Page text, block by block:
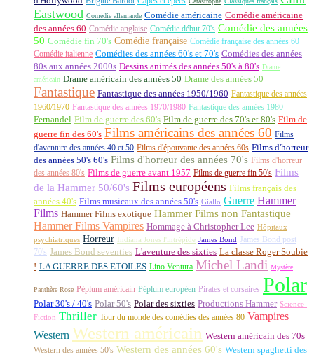
Eastwood Comédie allemande Comédie américaine Comédie américaine
des années 60 Comédie anglaise Comédie début 70's Comédie des années
50 Comédie fin 70's Comédie française Comédie française des années 60
Comédie italienne Comédies des années 60's et 70's Comédies des années
80s aux années 2000s Dessins animés des années 50's à 80's Drame
américain Drame américain des années 50 Drame des années 50
Fantastique Fantastique des années 1950/1960 Fantastique des années
1960/1970 Fantastique des années 1970/1980 Fantastique des années 1980
Fernandel Film de guerre des 60's Film de guerre des 70's et 80's Film de
guerre fin des 60's Films américains des années 60 Films
d'aventure des années 40 et 50 Films d'épouvante des années 60s Films d'horreur
des années 50's 60's Films d'horreur des années 70's Films d'horreur
des années 80's Films de guerre avant 1957 Films de guerre fin 50's Films
de la Hammer 50/60's Films européens Films français des
années 40's Films musicaux des années 50's Giallo Guerre Hammer
Films Hammer Films exotique Hammer Films non Fantastique
Hammer Films Vampires Hommage à Christopher Lee Hôpitaux
psychiatriques Horreur Indiana Jones l'intrépide James Bond
James Bond post
70's James Bond seventies L'aventure des sixties La classe Roger Soubie
! LA GUERRE DES ETOILES Lino Ventura Michel Landi Mystère
Panthère Rose Péplum américain Péplum européen Pirates et corsaires Polar
Polar 30's / 40's Polar 50's Polar des sixties Productions Hammer Science-
Fiction Thriller Tour du monde des comédies des années 80 Vampires
Western Western américain Western américain des 70s
Western des années 50's Western des années 60's Western spaghetti des